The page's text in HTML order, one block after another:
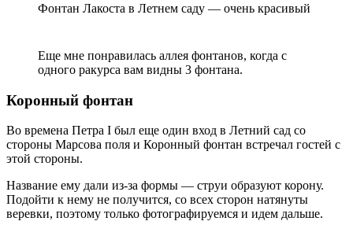
Фонтан Лакоста в Летнем саду — очень красивый
Еще мне понравилась аллея фонтанов, когда с
одного ракурса вам видны 3 фонтана.
Коронный фонтан
Во времена Петра I был еще один вход в Летний сад со
стороны Марсова поля и Коронный фонтан встречал гостей с
этой стороны.
Название ему дали из-за формы — струи образуют корону.
Подойти к нему не получится, со всех сторон натянуты
веревки, поэтому только фотографируемся и идем дальше.